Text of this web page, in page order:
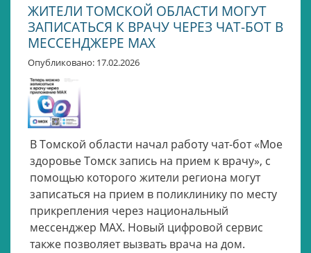
ЖИТЕЛИ ТОМСКОЙ ОБЛАСТИ МОГУТ
ЗАПИСАТЬСЯ К ВРАЧУ ЧЕРЕЗ ЧАТ-БОТ В
МЕССЕНДЖЕРЕ MАХ
Опубликовано: 17.02.2026
В Томской области начал работу чат-бот «Мое
здоровье Томск запись на прием к врачу», с
помощью которого жители региона могут
записаться на прием в поликлинику по месту
прикрепления через национальный
мессенджер MАХ. Новый цифровой сервис
также позволяет вызвать врача на дом.